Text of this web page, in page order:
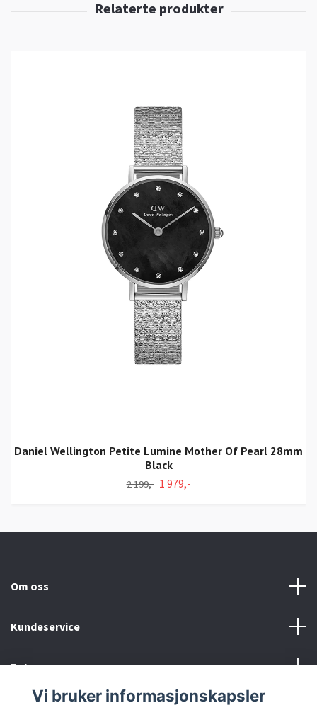
Daniel Wellington Petite Lumine Mother Of Pearl 28mm
Black
2 199,- 1 979,-
Om oss
Kundeservice
Fotmeny
Sosiale medier
Vi bruker informasjonskapsler